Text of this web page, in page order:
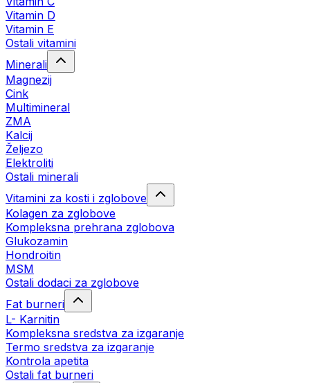
Vitamin D
Vitamin E
Ostali vitamini
Minerali
Magnezij
Cink
Multimineral
ZMA
Kalcij
Željezo
Elektroliti
Ostali minerali
Vitamini za kosti i zglobove
Kolagen za zglobove
Kompleksna prehrana zglobova
Glukozamin
Hondroitin
MSM
Ostali dodaci za zglobove
Fat burneri
L- Karnitin
Kompleksna sredstva za izgaranje
Termo sredstva za izgaranje
Kontrola apetita
Ostali fat burneri